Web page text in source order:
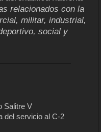
relacionados con la
militar, industrial,
social y
Salitre V
del servicio al C-2